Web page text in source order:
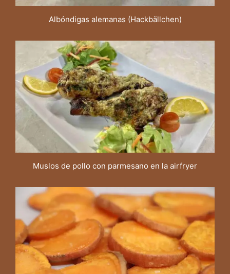
Albóndigas alemanas (Hackbällchen)
Muslos de pollo con parmesano en la airfryer